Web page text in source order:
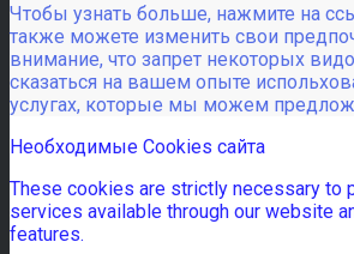
Чтобы узнать больше, нажмите на
также можете изменить свои
внимание, что запрет некоторых
сказаться на вашем опыте
услугах, которые мы можем
Необходимые Cookies сайта
These cookies are strictly necessary to
services available through our website
features.